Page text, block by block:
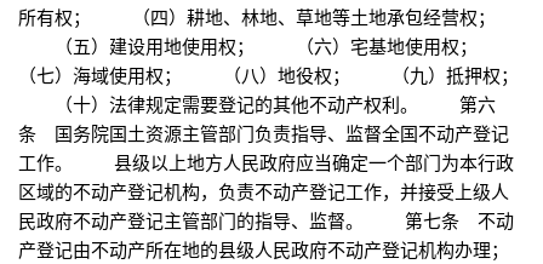
所有权； （四）耕地、林地、草地等土地承包经营权；
（五）建设用地使用权； （六）宅基地使用权；
（七）海域使用权； （八）地役权； （九）抵押权；
（十）法律规定需要登记的其他不动产权利。 第六
条 国务院国土资源主管部门负责指导、监督全国不动产登记
工作。 县级以上地方人民政府应当确定一个部门为本行政
区域的不动产登记机构，负责不动产登记工作，并接受上级人
民政府不动产登记主管部门的指导、监督。 第七条 不动
产登记由不动产所在地的县级人民政府不动产登记机构办理；